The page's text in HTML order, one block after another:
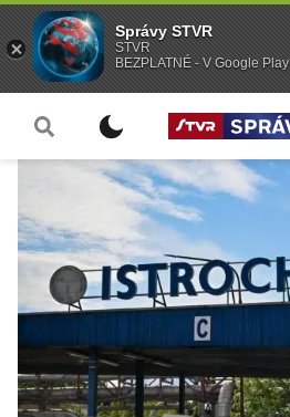
Správy STVR
STVR
BEZPLATNÉ - V Google Play